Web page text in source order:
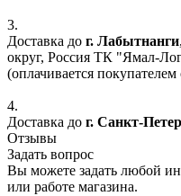
3.
Доставка до г. Лабытнанги
округ, Россия ТК "Ямал-
(оплачивается
4.
Доставка до г. Санкт-
Отзывы
Задать вопрос
Вы можете задать любой
или работе магазина.